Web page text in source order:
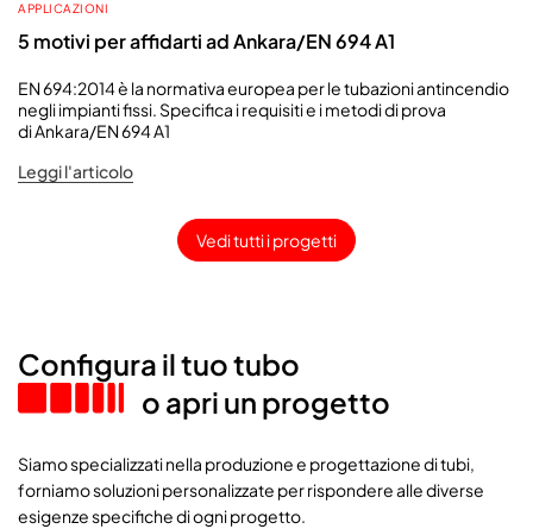
APPLICAZIONI
5 motivi per affidarti ad Ankara/EN 694 A1
EN 694:2014 è la normativa europea per le tubazioni antincendio
negli impianti fissi. Specifica i requisiti e i metodi di prova
di Ankara/EN 694 A1
Leggi l'articolo
Vedi tutti i progetti
Configura il tuo tubo
o apri un progetto
Siamo specializzati nella produzione e progettazione di tubi,
forniamo soluzioni personalizzate per rispondere alle diverse
esigenze specifiche di ogni progetto.